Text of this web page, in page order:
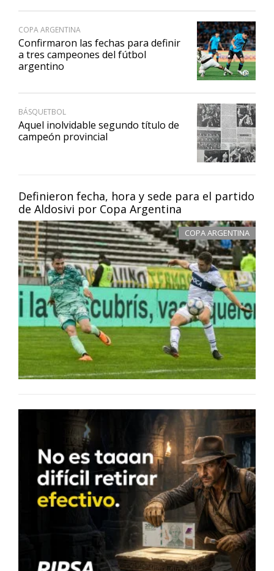
Definieron fecha, hora y sede para el partido
de Aldosivi por Copa Argentina
COPA ARGENTINA
COPA ARGENTINA
Confirmaron las fechas para definir
a tres campeones del fútbol
argentino
BÁSQUETBOL
Aquel inolvidable segundo título de
campeón provincial